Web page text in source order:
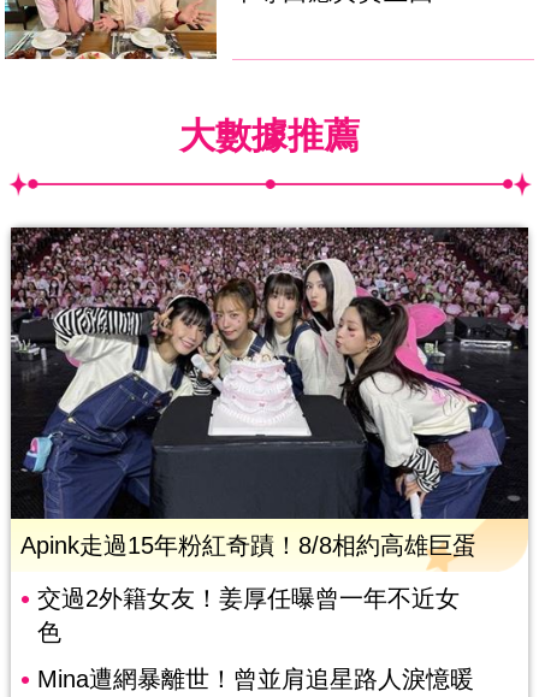
大數據推薦
Apink走過15年粉紅奇蹟！8/8相約高雄巨蛋
交過2外籍女友！姜厚任曝曾一年不近女
色
Mina遭網暴離世！曾並肩追星路人淚憶暖